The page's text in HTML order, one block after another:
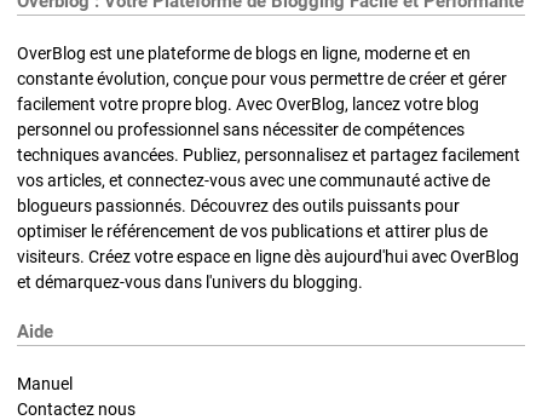
OverBlog est une plateforme de blogs en ligne, moderne et en
constante évolution, conçue pour vous permettre de créer et gérer
facilement votre propre blog. Avec OverBlog, lancez votre blog
personnel ou professionnel sans nécessiter de compétences
techniques avancées. Publiez, personnalisez et partagez facilement
vos articles, et connectez-vous avec une communauté active de
blogueurs passionnés. Découvrez des outils puissants pour
optimiser le référencement de vos publications et attirer plus de
visiteurs. Créez votre espace en ligne dès aujourd'hui avec OverBlog
et démarquez-vous dans l'univers du blogging.
Aide
Manuel
Contactez nous